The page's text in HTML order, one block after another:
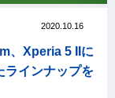
2020.10.16
、Xperia 5 IIに
ラインナップを